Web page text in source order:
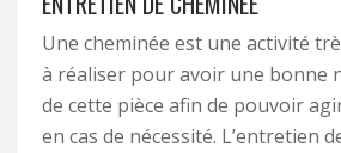
Une cheminée est une activité
à réaliser pour avoir une bonne
de cette pièce afin de pouvoir
en cas de nécessité. L’entretien